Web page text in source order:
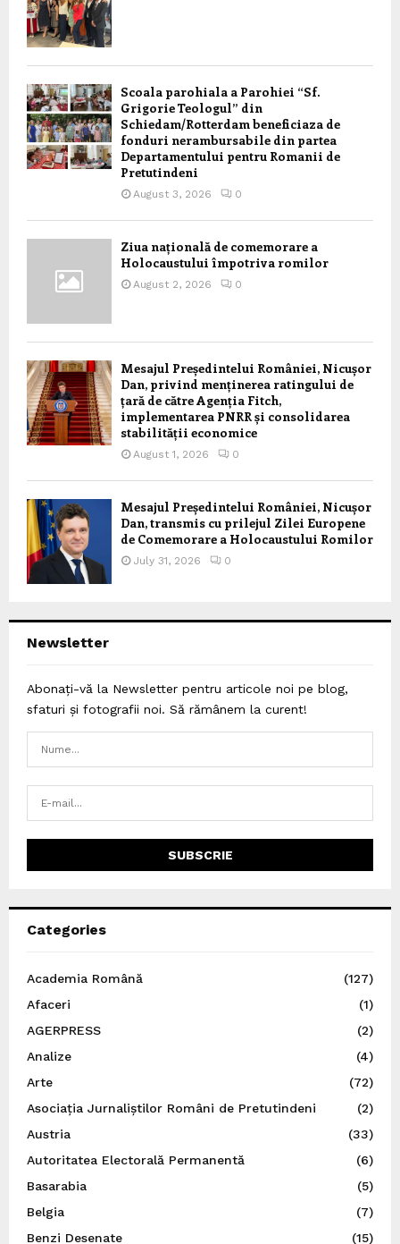
Scoala parohiala a Parohiei “Sf.
Grigorie Teologul” din
Schiedam/Rotterdam beneficiaza de
fonduri nerambursabile din partea
Departamentului pentru Romanii de
Pretutindeni
August 3, 2026 0
Ziua națională de comemorare a
Holocaustului împotriva romilor
August 2, 2026 0
Mesajul Președintelui României, Nicușor
Dan, privind menținerea ratingului de
țară de către Agenția Fitch,
implementarea PNRR și consolidarea
stabilității economice
August 1, 2026 0
Mesajul Președintelui României, Nicușor
Dan, transmis cu prilejul Zilei Europene
de Comemorare a Holocaustului Romilor
July 31, 2026 0
Newsletter
Abonați-vă la Newsletter pentru articole noi pe blog,
sfaturi și fotografii noi. Să rămânem la curent!
Categories
Academia Română
(127)
Afaceri
(1)
AGERPRESS
(2)
Analize
(4)
Arte
(72)
Asociația Jurnaliștilor Români de Pretutindeni
(2)
Austria
(33)
Autoritatea Electorală Permanentă
(6)
Basarabia
(5)
Belgia
(7)
Benzi Desenate
(15)